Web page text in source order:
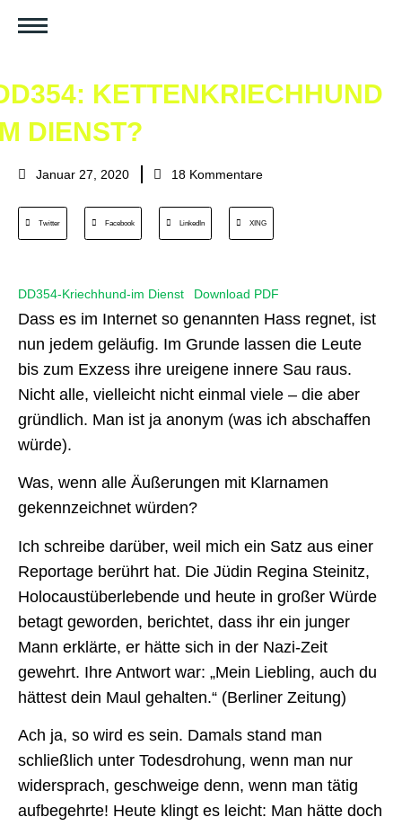
KETTENKRIECHHUND
DIENST?
Januar 27, 2020 18 Kommentare
Twitter Facebook LinkedIn XING
DD354-Kriechhund-im Dienst Download PDF
Dass es im Internet so genannten Hass regnet, ist
nun jedem geläufig. Im Grunde lassen die Leute
bis zum Exzess ihre ureigene innere Sau raus.
Nicht alle, vielleicht nicht einmal viele – die aber
gründlich. Man ist ja anonym (was ich abschaffen
würde).
Was, wenn alle Äußerungen mit Klarnamen
gekennzeichnet würden?
Ich schreibe darüber, weil mich ein Satz aus einer
Reportage berührt hat. Die Jüdin Regina Steinitz,
Holocaustüberlebende und heute in großer Würde
betagt geworden, berichtet, dass ihr ein junger
Mann erklärte, er hätte sich in der Nazi-Zeit
gewehrt. Ihre Antwort war: „Mein Liebling, auch du
hättest dein Maul gehalten.“ (Berliner Zeitung)
Ach ja, so wird es sein. Damals stand man
schließlich unter Todesdrohung, wenn man nur
widersprach, geschweige denn, wenn man tätig
aufbegehrte! Heute klingt es leicht: Man hätte doch